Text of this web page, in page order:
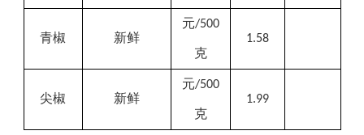
青椒 新鲜
元/500
克
1.58
尖椒 新鲜
元/500
克
1.99